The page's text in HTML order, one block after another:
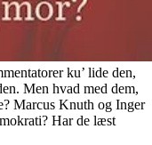
ku’ lide den,
Men hvad med dem,
Marcus Knuth og Inger
Har de læst